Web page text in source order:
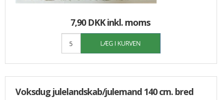
7,90 DKKinkl. moms
Voksdug julelandskab/julemand 140 cm. bred